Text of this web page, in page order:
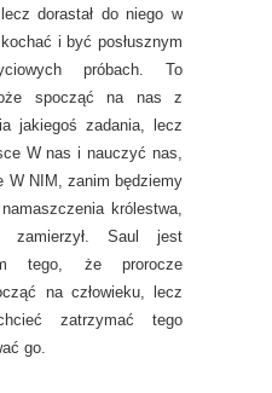
dorastał do niego w
i być posłusznym
próbach. To
spocząć na nas z
jakiegoś zadania, lecz
W nas i nauczyć nas,
W NIM, zanim będziemy
królestwa,
Saul jest
tego, że prorocze
na człowieku, lecz
zatrzymać tego
go.